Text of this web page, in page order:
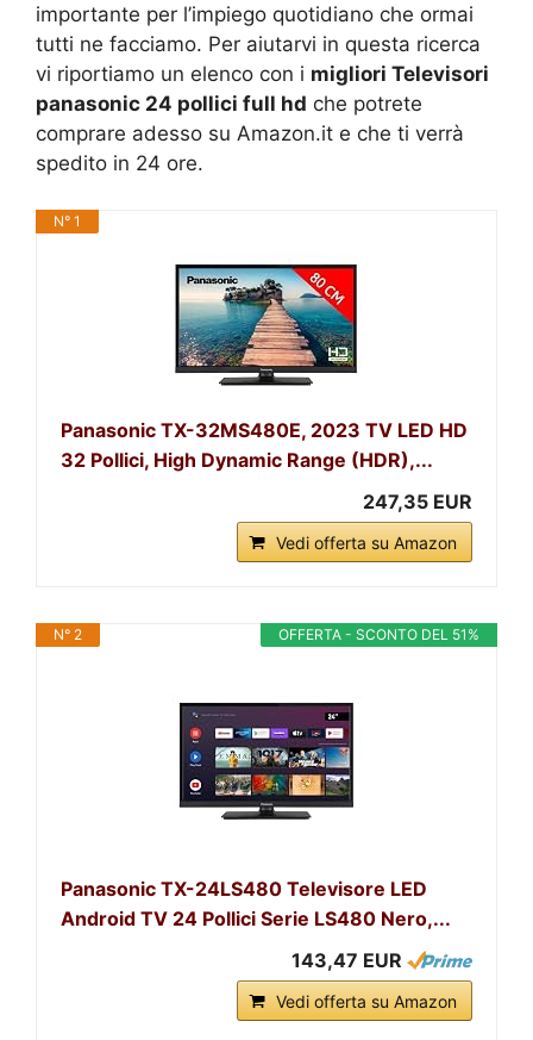
importante per l’impiego quotidiano che ormai
tutti ne facciamo. Per aiutarvi in questa ricerca
vi riportiamo un elenco con i migliori Televisori
panasonic 24 pollici full hd che potrete
comprare adesso su Amazon.it e che ti verrà
spedito in 24 ore.
N° 1
Panasonic TX-32MS480E, 2023 TV LED HD
32 Pollici, High Dynamic Range (HDR),...
247,35 EUR
Vedi offerta su Amazon
OFFERTA - SCONTO DEL 51%
N° 2
Panasonic TX-24LS480 Televisore LED
Android TV 24 Pollici Serie LS480 Nero,...
143,47 EUR
Vedi offerta su Amazon